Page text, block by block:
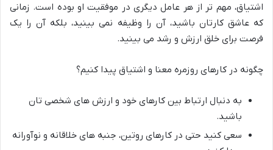
اشتیاق، مهم تر از هر عامل دیگری در موفقیت او بوده است. زمانی
که عاشق کارتان باشید، آن را وظیفه نمی بینید، بلکه آن را یک
فرصت برای خلق ارزش و رشد می بینید.
چگونه در کارهای روزمره معنا و اشتیاق پیدا کنیم؟
به دنبال ارتباط بین کارهای خود و ارزش های شخصی تان
باشید.
سعی کنید حتی در کارهای روتین، جنبه های خلاقانه و نوآورانه